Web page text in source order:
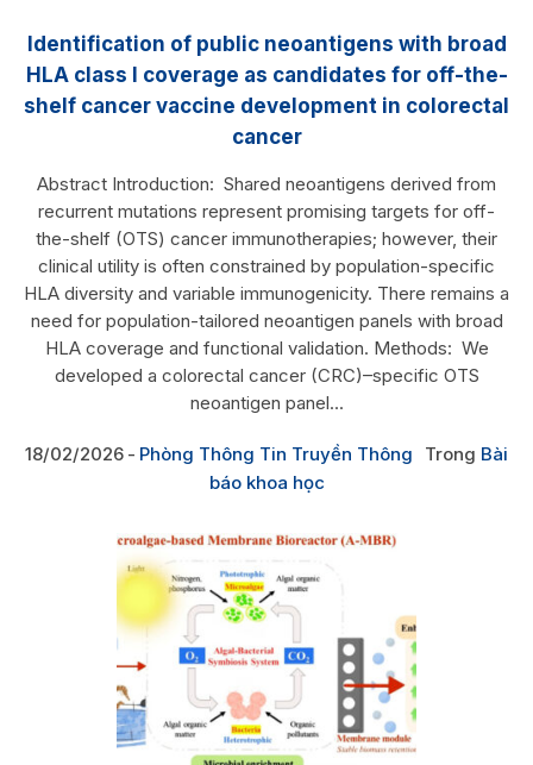
Identification of public neoantigens with broad
HLA class I coverage as candidates for off-the-
shelf cancer vaccine development in colorectal
cancer
Abstract Introduction: Shared neoantigens derived from
recurrent mutations represent promising targets for off-
the-shelf (OTS) cancer immunotherapies; however, their
clinical utility is often constrained by population-specific
HLA diversity and variable immunogenicity. There remains a
need for population-tailored neoantigen panels with broad
HLA coverage and functional validation. Methods: We
developed a colorectal cancer (CRC)–specific OTS
neoantigen panel...
18/02/2026 Phòng Thông Tin Truyền Thông Trong Bài
báo khoa học